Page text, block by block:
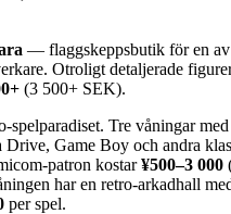
— flaggskeppsbutik för en av
Otroligt detaljerade
(3 500+ SEK).
Tre våningar
Drive, Game Boy och andra
patron kostar¥500–3 000
har en retro-arkadhall
per spel.